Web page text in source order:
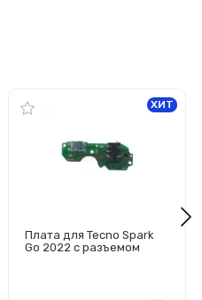
Плата для Tecno Spark
Go 2022 с разъемом
ХИТ